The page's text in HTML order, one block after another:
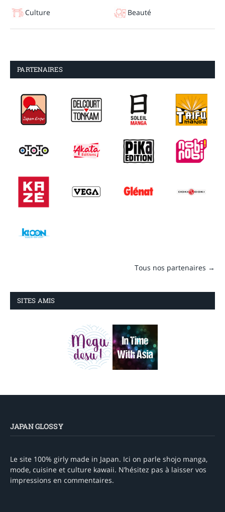
Culture Beauté
PARTENAIRES
Tous nos partenaires →
SITES AMIS
JAPAN GLOSSY
Le site 100% girly made in Japan. Ici on parle shojo manga,
mode, cuisine et culture kawaii. N’hésitez pas à laisser vos
impressions en commentaires.